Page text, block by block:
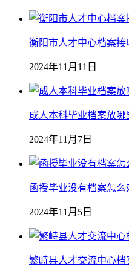
衡阳市人才中心档案接
2024年11月11日
成人本科毕业档案放哪
2024年11月7日
函授毕业没有档案怎
2024年11月5日
繁峙县人才交流中心